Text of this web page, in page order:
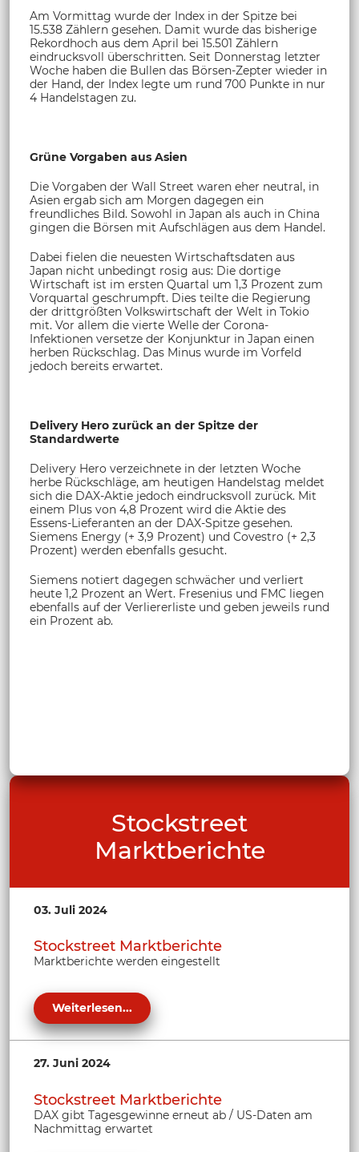
Am Vormittag wurde der Index in der Spitze bei
15.538 Zählern gesehen. Damit wurde das bisherige
Rekordhoch aus dem April bei 15.501 Zählern
eindrucksvoll überschritten. Seit Donnerstag letzter
Woche haben die Bullen das Börsen-Zepter wieder in
der Hand, der Index legte um rund 700 Punkte in nur
4 Handelstagen zu.
Grüne Vorgaben aus Asien
Die Vorgaben der Wall Street waren eher neutral, in
Asien ergab sich am Morgen dagegen ein
freundliches Bild. Sowohl in Japan als auch in China
gingen die Börsen mit Aufschlägen aus dem Handel.
Dabei fielen die neuesten Wirtschaftsdaten aus
Japan nicht unbedingt rosig aus: Die dortige
Wirtschaft ist im ersten Quartal um 1,3 Prozent zum
Vorquartal geschrumpft. Dies teilte die Regierung
der drittgrößten Volkswirtschaft der Welt in Tokio
mit. Vor allem die vierte Welle der Corona-
Infektionen versetze der Konjunktur in Japan einen
herben Rückschlag. Das Minus wurde im Vorfeld
jedoch bereits erwartet.
Delivery Hero zurück an der Spitze der
Standardwerte
Delivery Hero verzeichnete in der letzten Woche
herbe Rückschläge, am heutigen Handelstag meldet
sich die DAX-Aktie jedoch eindrucksvoll zurück. Mit
einem Plus von 4,8 Prozent wird die Aktie des
Essens-Lieferanten an der DAX-Spitze gesehen.
Siemens Energy (+ 3,9 Prozent) und Covestro (+ 2,3
Prozent) werden ebenfalls gesucht.
Siemens notiert dagegen schwächer und verliert
heute 1,2 Prozent an Wert. Fresenius und FMC liegen
ebenfalls auf der Verliererliste und geben jeweils rund
ein Prozent ab.
Stockstreet
Marktberichte
03. Juli 2024
Stockstreet Marktberichte
Marktberichte werden eingestellt
Weiterlesen...
27. Juni 2024
Stockstreet Marktberichte
DAX gibt Tagesgewinne erneut ab / US-Daten am
Nachmittag erwartet